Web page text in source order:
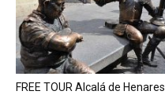
FREE TOUR Alcalá de Henares